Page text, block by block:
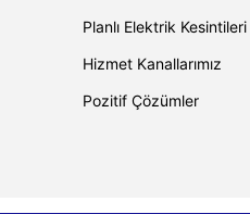
Planlı Elektrik Kesintileri
Hizmet Kanallarımız
Pozitif Çözümler